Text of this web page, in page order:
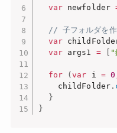
var newfolder
// 子フォルダを
var
var args1 = "
for (var i = 0
    childFolder
.
}
}